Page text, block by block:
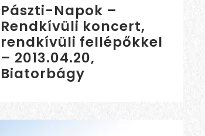
Pászti-Napok –
Rendkívüli koncert,
rendkívüli fellépőkkel
– 2013.04.20,
Biatorbágy